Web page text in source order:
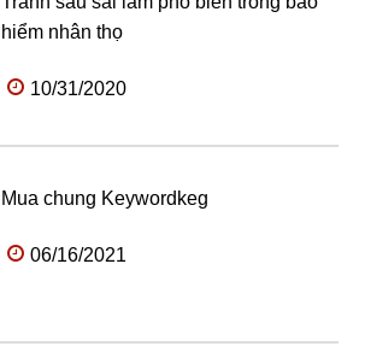
hiểm nhân thọ
10/31/2020
Mua chung Keywordkeg
06/16/2021